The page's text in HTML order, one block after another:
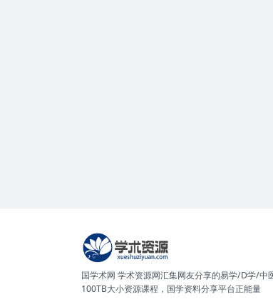
国学术网 学术资源网汇集网友分享的易学/D学/中
100TB大小资源课程，国学资料分享平台正能量